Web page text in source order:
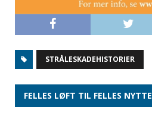
STRÅLESKADEHISTORIER
FELLES LØFT TIL FELLES NYTTE